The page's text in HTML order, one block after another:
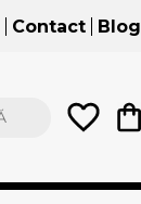
Contact Blog